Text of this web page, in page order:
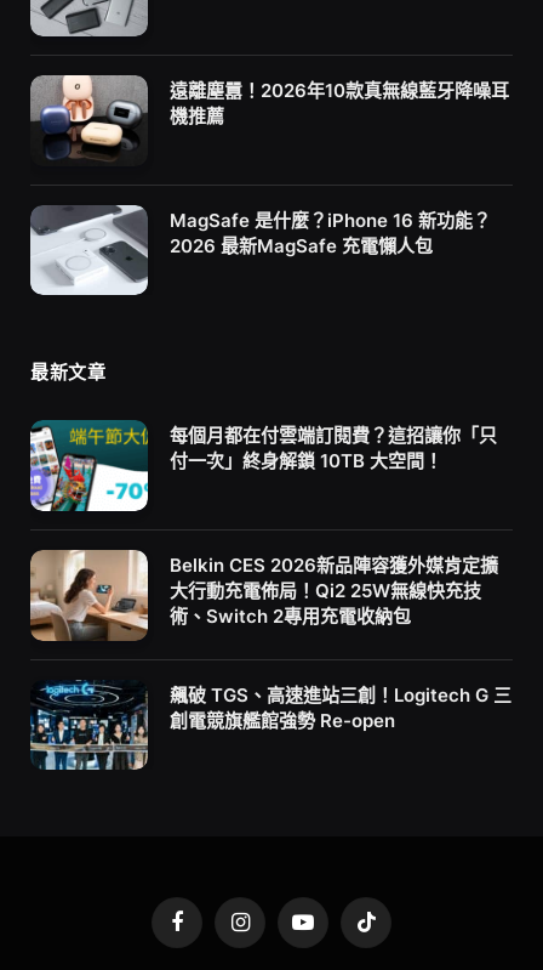
遠離塵囂！2026年10款真無線藍牙降噪耳
機推薦
MagSafe 是什麼？iPhone 16 新功能？
2026 最新MagSafe 充電懶人包
最新文章
每個月都在付雲端訂閱費？這招讓你「只
付一次」終身解鎖 10TB 大空間！
Belkin CES 2026新品陣容獲外媒肯定擴
大行動充電佈局！Qi2 25W無線快充技
術、Switch 2專用充電收納包
飆破 TGS、高速進站三創！Logitech G 三
創電競旗艦館強勢 Re-open
FacebookInstagramYouTubeTikTok